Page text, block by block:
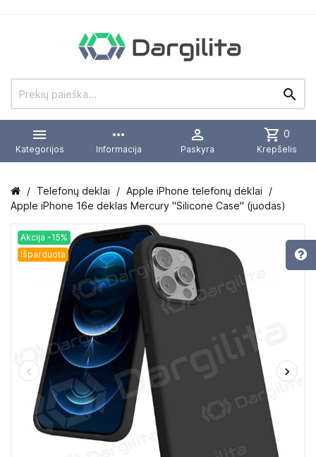


Kategorijos
more_horiz
Informacija

Paskyra
shopping_cart 0
Krepšelis
Telefonų dėklai
Apple iPhone telefonų dėklai
Apple iPhone 16e dėklas Mercury "Silicone Case" (juodas)
Akcija -15%
Išparduota